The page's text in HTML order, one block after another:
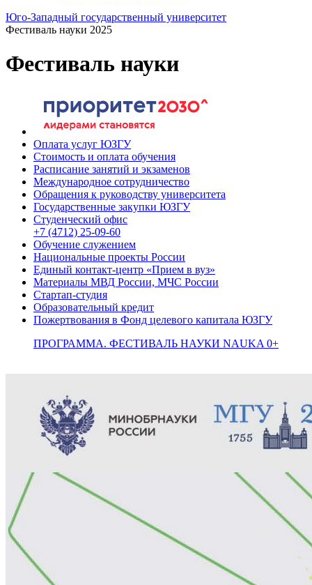
Юго-Западный государственный университет
Фестиваль науки 2025
Фестиваль науки
Оплата услуг ЮЗГУ
Стоимость и оплата обучения
Расписание занятий и экзаменов
Международное сотрудничество
Обращения к руководству университета
Государственные закупки ЮЗГУ
Студенческий офис
+7 (4712) 25-09-60
Обучение служением
Национальные проекты России
Единый контакт-центр «Прием в вуз»
Материалы МВД России, МЧС России
Стартап-студия
Образовательный кредит
Пожертвования в Фонд целевого капитала ЮЗГУ
ПРОГРАММА. ФЕСТИВАЛЬ НАУКИ NAUKA 0+